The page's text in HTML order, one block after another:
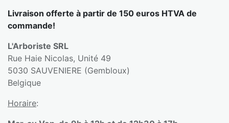
Livraison offerte à partir de 150 euros HTVA de
commande!
L'Arboriste SRL
Rue Haie Nicolas, Unité 49
5030 SAUVENIERE (Gembloux)
Belgique
Horaire: